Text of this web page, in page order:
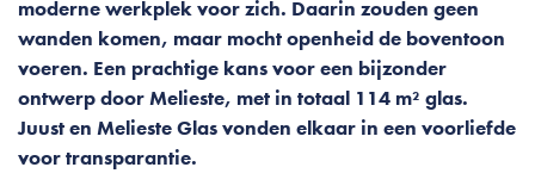
moderne werkplek voor zich. Daarin zouden geen
wanden komen, maar mocht openheid de boventoon
voeren. Een prachtige kans voor een bijzonder
ontwerp door Melieste, met in totaal 114 m² glas.
Juust en Melieste Glas vonden elkaar in een voorliefde
voor transparantie.